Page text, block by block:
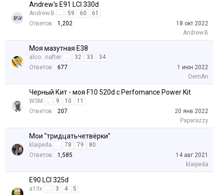
Andrew's E91 LCI 330d
Andrew.B ... 59 60
61
Ответов:
1,202
18 окт 2022
Andrew.B
Моя мазутная E38
alco...nafter ... 32 33
34
Ответов:
677
1 июн 2022
DemAn
Черный Кит - моя F10 520d c Perfomance Power Kit
WSM ... 9 10
11
Ответов:
207
20 янв 2022
Paparazzy
Мои "тридцатьчетвёрки"
klaipeda ... 78 79
80
Ответов:
1,585
14 авг 2021
klaipeda
E90 LCI 325d
a13x ... 3 4
5